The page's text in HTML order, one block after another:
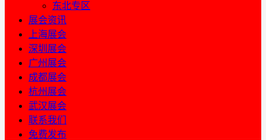
东北专区
展会资讯
上海展会
深圳展会
广州展会
成都展会
杭州展会
武汉展会
联系我们
免费发布